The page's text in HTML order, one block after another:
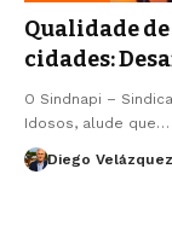
Qualidade
cidades:
O Sindnapi –
Idosos, alude que…
Diego Velázquez